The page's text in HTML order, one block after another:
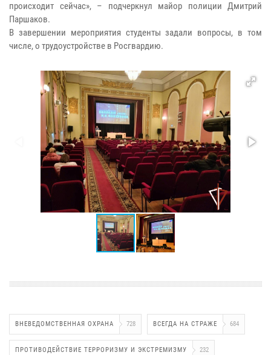
происходит сейчас», – подчеркнул майор полиции Дмитрий
Паршаков.
В завершении мероприятия студенты задали вопросы, в том
числе, о трудоустройстве в Росгвардию.
ВНЕВЕДОМСТВЕННАЯ ОХРАНА 728 ВСЕГДА НА СТРАЖЕ 684
ПРОТИВОДЕЙСТВИЕ ТЕРРОРИЗМУ И ЭКСТРЕМИЗМУ 232